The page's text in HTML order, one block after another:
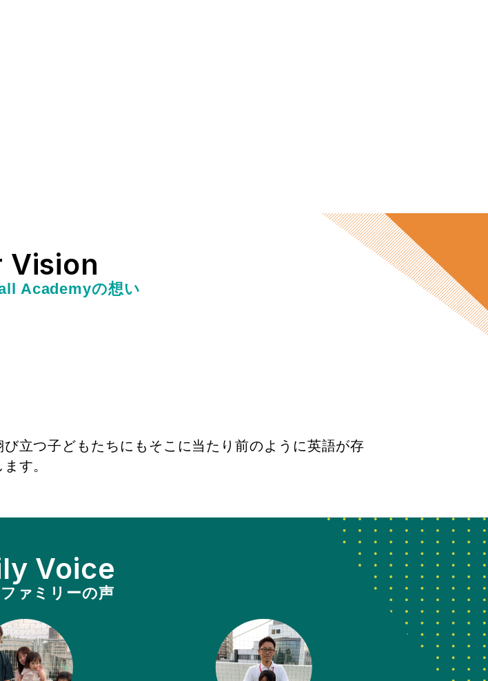
Vision
Academyの想い
立つ子どもたちにもそこに当たり前のように英語が存
す。
Voice
ァミリーの声